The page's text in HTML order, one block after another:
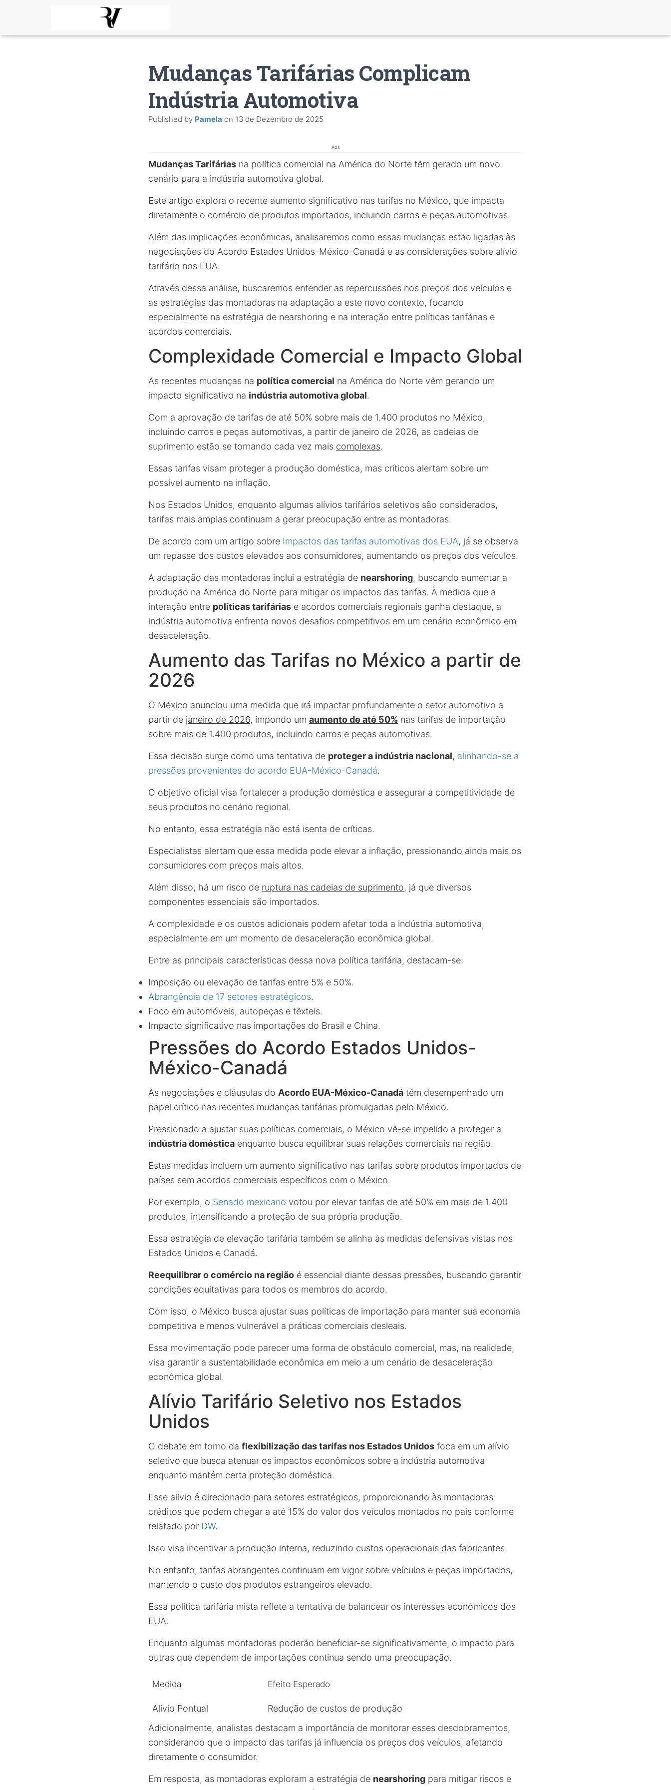
Mudanças Tarifárias Complicam
Indústria Automotiva
Published by Pamela on 13 de Dezembro de 2025
Ads
Mudanças Tarifárias na política comercial na América do Norte têm gerado um novo
cenário para a indústria automotiva global.
Este artigo explora o recente aumento significativo nas tarifas no México, que impacta
diretamente o comércio de produtos importados, incluindo carros e peças automotivas.
Além das implicações econômicas, analisaremos como essas mudanças estão ligadas às
negociações do Acordo Estados Unidos-México-Canadá e as considerações sobre alívio
tarifário nos EUA.
Através dessa análise, buscaremos entender as repercussões nos preços dos veículos e
as estratégias das montadoras na adaptação a este novo contexto, focando
especialmente na estratégia de nearshoring e na interação entre políticas tarifárias e
acordos comerciais.
Complexidade Comercial e Impacto Global
As recentes mudanças na política comercial na América do Norte vêm gerando um
impacto significativo na indústria automotiva global.
Com a aprovação de tarifas de até 50% sobre mais de 1.400 produtos no México,
incluindo carros e peças automotivas, a partir de janeiro de 2026, as cadeias de
suprimento estão se tornando cada vez mais complexas.
Essas tarifas visam proteger a produção doméstica, mas críticos alertam sobre um
possível aumento na inflação.
Nos Estados Unidos, enquanto algumas alívios tarifários seletivos são considerados,
tarifas mais amplas continuam a gerar preocupação entre as montadoras.
De acordo com um artigo sobre Impactos das tarifas automotivas dos EUA, já se observa
um repasse dos custos elevados aos consumidores, aumentando os preços dos veículos.
A adaptação das montadoras inclui a estratégia de nearshoring, buscando aumentar a
produção na América do Norte para mitigar os impactos das tarifas. À medida que a
interação entre políticas tarifárias e acordos comerciais regionais ganha destaque, a
indústria automotiva enfrenta novos desafios competitivos em um cenário econômico em
desaceleração.
Aumento das Tarifas no México a partir de
2026
O México anunciou uma medida que irá impactar profundamente o setor automotivo a
partir de janeiro de 2026, impondo um aumento de até 50% nas tarifas de importação
sobre mais de 1.400 produtos, incluindo carros e peças automotivas.
Essa decisão surge como uma tentativa de proteger a indústria nacional, alinhando-se a
pressões provenientes do acordo EUA-México-Canadá.
O objetivo oficial visa fortalecer a produção doméstica e assegurar a competitividade de
seus produtos no cenário regional.
No entanto, essa estratégia não está isenta de críticas.
Especialistas alertam que essa medida pode elevar a inflação, pressionando ainda mais os
consumidores com preços mais altos.
Além disso, há um risco de ruptura nas cadeias de suprimento, já que diversos
componentes essenciais são importados.
A complexidade e os custos adicionais podem afetar toda a indústria automotiva,
especialmente em um momento de desaceleração econômica global.
Entre as principais características dessa nova política tarifária, destacam-se:
Imposição ou elevação de tarifas entre 5% e 50%.
Abrangência de 17 setores estratégicos.
Foco em automóveis, autopeças e têxteis.
Impacto significativo nas importações do Brasil e China.
Pressões do Acordo Estados Unidos-
México-Canadá
As negociações e cláusulas do Acordo EUA-México-Canadá têm desempenhado um
papel crítico nas recentes mudanças tarifárias promulgadas pelo México.
Pressionado a ajustar suas políticas comerciais, o México vê-se impelido a proteger a
indústria doméstica enquanto busca equilibrar suas relações comerciais na região.
Estas medidas incluem um aumento significativo nas tarifas sobre produtos importados de
países sem acordos comerciais específicos com o México.
Por exemplo, o Senado mexicano votou por elevar tarifas de até 50% em mais de 1.400
produtos, intensificando a proteção de sua própria produção.
Essa estratégia de elevação tarifária também se alinha às medidas defensivas vistas nos
Estados Unidos e Canadá.
Reequilibrar o comércio na região é essencial diante dessas pressões, buscando garantir
condições equitativas para todos os membros do acordo.
Com isso, o México busca ajustar suas políticas de importação para manter sua economia
competitiva e menos vulnerável a práticas comerciais desleais.
Essa movimentação pode parecer uma forma de obstáculo comercial, mas, na realidade,
visa garantir a sustentabilidade econômica em meio a um cenário de desaceleração
econômica global.
Alívio Tarifário Seletivo nos Estados
Unidos
O debate em torno da flexibilização das tarifas nos Estados Unidos foca em um alívio
seletivo que busca atenuar os impactos econômicos sobre a indústria automotiva
enquanto mantém certa proteção doméstica.
Esse alívio é direcionado para setores estratégicos, proporcionando às montadoras
créditos que podem chegar a até 15% do valor dos veículos montados no país conforme
relatado por DW.
Isso visa incentivar a produção interna, reduzindo custos operacionais das fabricantes.
No entanto, tarifas abrangentes continuam em vigor sobre veículos e peças importados,
mantendo o custo dos produtos estrangeiros elevado.
Essa política tarifária mista reflete a tentativa de balancear os interesses econômicos dos
EUA.
Enquanto algumas montadoras poderão beneficiar-se significativamente, o impacto para
outras que dependem de importações continua sendo uma preocupação.
Medida Efeito Esperado
Alívio Pontual
Redução de custos de produção
Adicionalmente, analistas destacam a importância de monitorar esses desdobramentos,
considerando que o impacto das tarifas já influencia os preços dos veículos, afetando
diretamente o consumidor.
Em resposta, as montadoras exploram a estratégia de nearshoring para mitigar riscos e